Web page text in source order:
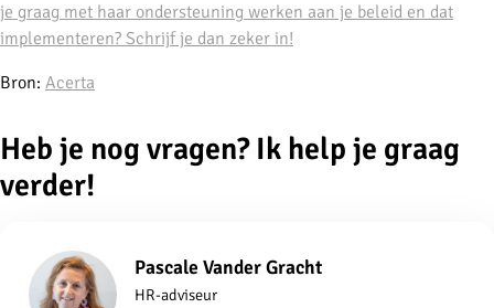
je graag met haar ondersteuning werken aan je beleid en dat
implementeren? Schrijf je dan zeker in!
Bron: Acerta
Heb je nog vragen? Ik help je graag
verder!
Pascale Vander Gracht
HR-adviseur